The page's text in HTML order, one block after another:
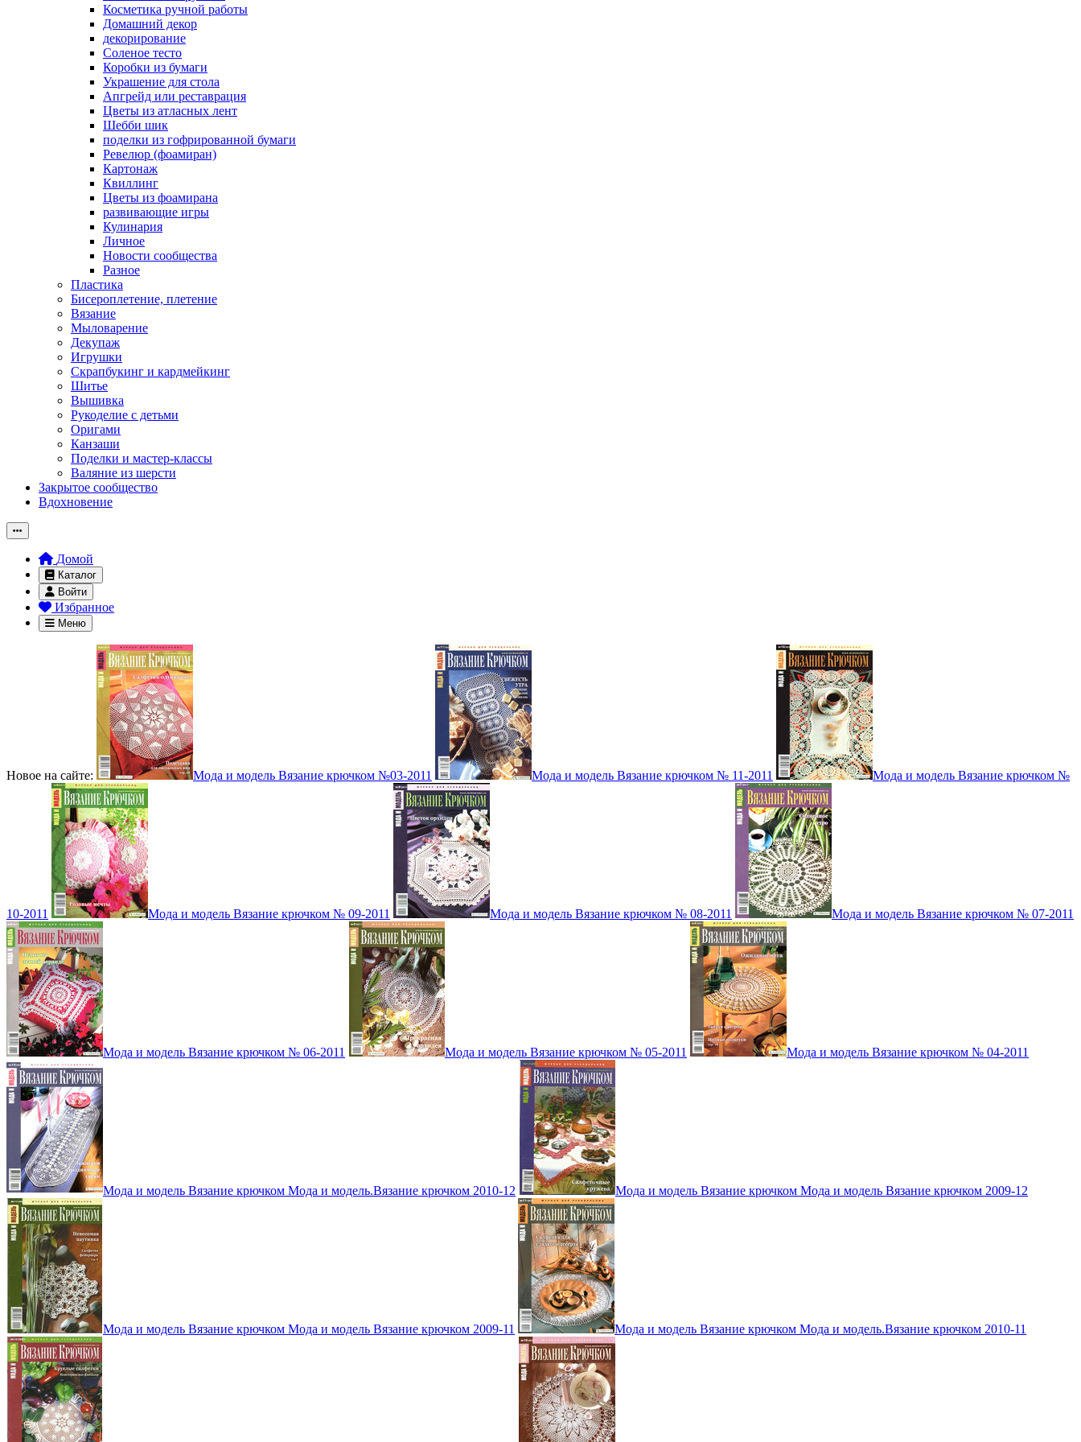
Косметика ручной работы
Домашний декор
декорирование
Соленое тесто
Коробки из бумаги
Украшение для стола
Апгрейд или реставрация
Цветы из атласных лент
Шебби шик
поделки из гофрированной бумаги
Ревелюр (фоамиран)
Картонаж
Квиллинг
Цветы из фоамирана
развивающие игры
Кулинария
Личное
Новости сообщества
Разное
Пластика
Бисероплетение, плетение
Вязание
Мыловарение
Декупаж
Игрушки
Скрапбукинг и кардмейкинг
Шитье
Вышивка
Рукоделие с детьми
Оригами
Канзаши
Поделки и мастер-классы
Валяние из шерсти
Закрытое сообщество
Вдохновение
Домой
Каталог
Войти
Избранное
Меню
Новое на сайте: Мода и модель Вязание крючком №03-2011 Мода и модель Вязание крючком № 11-2011 Мода и модель Вязание крючком №
10-2011 Мода и модель Вязание крючком № 09-2011 Мода и модель Вязание крючком № 08-2011 Мода и модель Вязание крючком № 07-2011
Мода и модель Вязание крючком № 06-2011 Мода и модель Вязание крючком № 05-2011 Мода и модель Вязание крючком № 04-2011
Мода и модель Вязание крючком Мода и модель.Вязание крючком 2010-12 Мода и модель Вязание крючком Мода и модель Вязание крючком 2009-12
Мода и модель Вязание крючком Мода и модель Вязание крючком 2009-11 Мода и модель Вязание крючком Мода и модель.Вязание крючком 2010-11